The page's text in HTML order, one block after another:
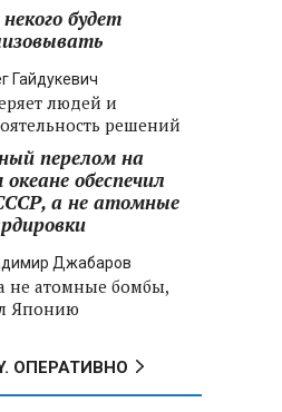
будет
Гайдукевич
людей и
решений
перелом на
обеспечил
а не атомные
Джабаров
не атомные бомбы,
Японию
ОПЕРАТИВНО